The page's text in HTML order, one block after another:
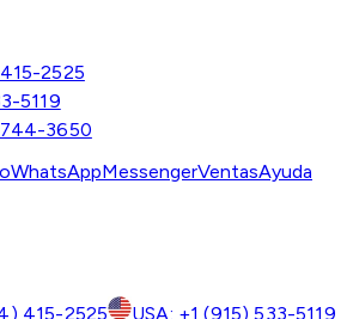
2525
5119
3650
WhatsAppMessengerVentasAyuda
415-2525 USA: +1 (915) 533-5119